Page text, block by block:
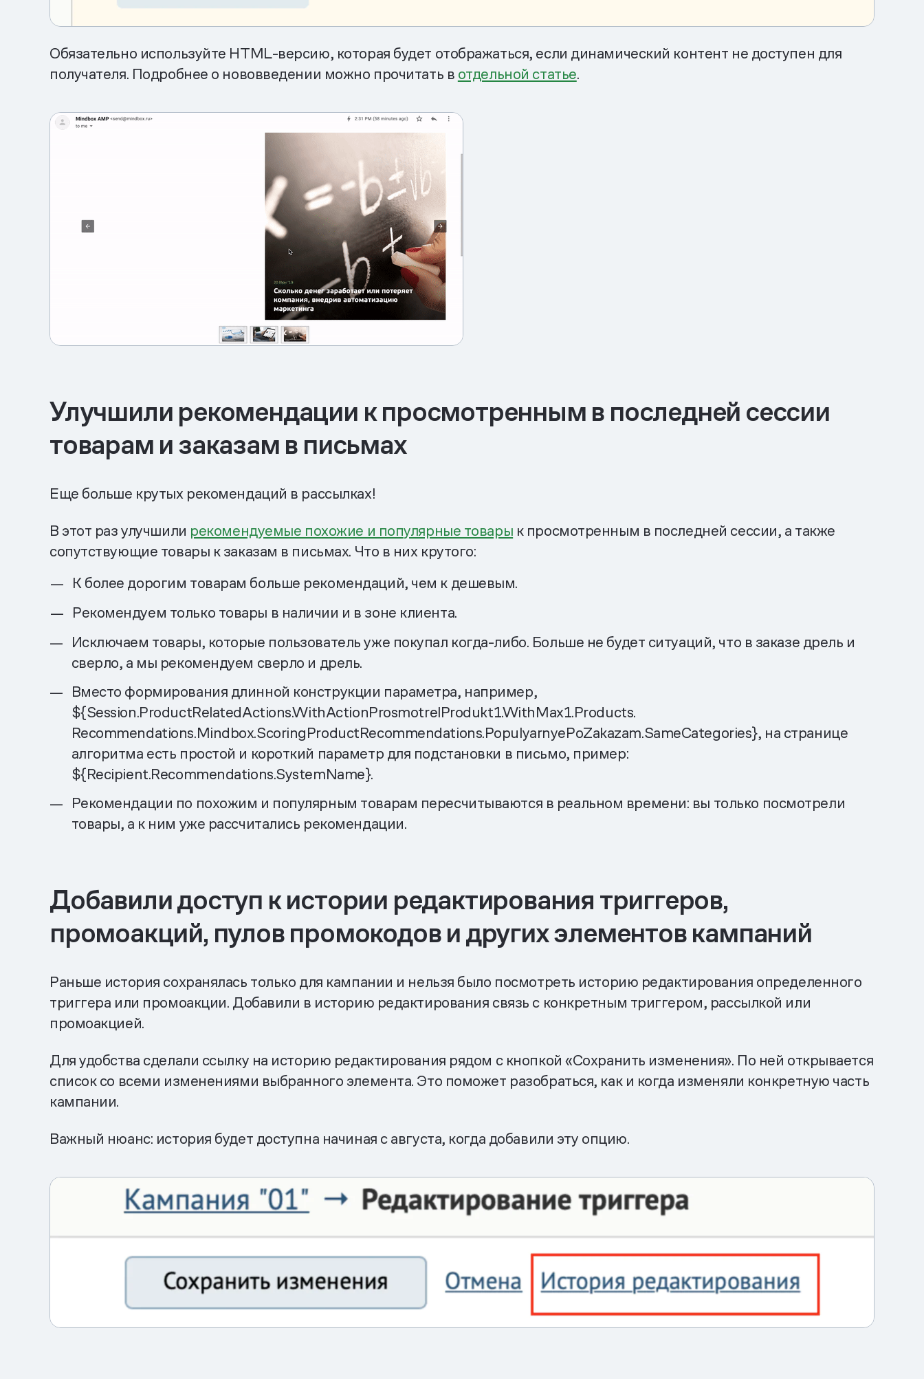
Обязательно используйте HTML-версию, которая будет отображаться, если динамический контент не доступен для
получателя. Подробнее о нововведении можно прочитать в отдельной статье.
Улучшили рекомендации к просмотренным в последней сессии
товарам и заказам в письмах
Еще больше крутых рекомендаций в рассылках!
В этот раз улучшили рекомендуемые похожие и популярные товары к просмотренным в последней сессии, а также
сопутствующие товары к заказам в письмах. Что в них крутого:
К более дорогим товарам больше рекомендаций, чем к дешевым.
Рекомендуем только товары в наличии и в зоне клиента.
Исключаем товары, которые пользователь уже покупал когда-либо. Больше не будет ситуаций, что в заказе дрель и
сверло, а мы рекомендуем сверло и дрель.
Вместо формирования длинной конструкции параметра, например,
${Session.ProductRelatedActions.WithActionProsmotrelProdukt1.WithMax1.Products.
Recommendations.Mindbox.ScoringProductRecommendations.PopulyarnyePoZakazam.SameCategories}, на странице
алгоритма есть простой и короткий параметр для подстановки в письмо, пример:
${Recipient.Recommendations.SystemName}.
Рекомендации по похожим и популярным товарам пересчитываются в реальном времени: вы только посмотрели
товары, а к ним уже рассчитались рекомендации.
Добавили доступ к истории редактирования триггеров,
промоакций, пулов промокодов и других элементов кампаний
Раньше история сохранялась только для кампании и нельзя было посмотреть историю редактирования определенного
триггера или промоакции. Добавили в историю редактирования связь с конкретным триггером, рассылкой или
промоакцией.
Для удобства сделали ссылку на историю редактирования рядом с кнопкой «Сохранить изменения». По ней открывается
список со всеми изменениями выбранного элемента. Это поможет разобраться, как и когда изменяли конкретную часть
кампании.
Важный нюанс: история будет доступна начиная с августа, когда добавили эту опцию.